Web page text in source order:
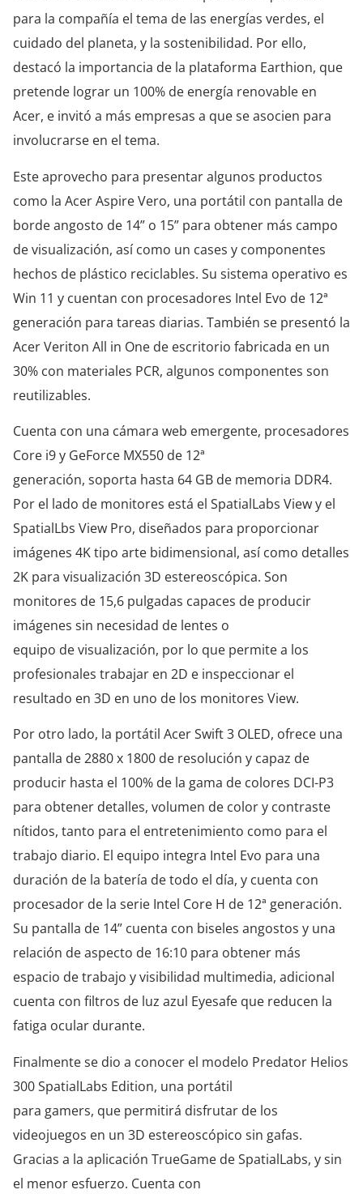
para la compañía el tema de las energías verdes, el
cuidado del planeta, y la sostenibilidad. Por ello,
destacó la importancia de la plataforma Earthion, que
pretende lograr un 100% de energía renovable en
Acer, e invitó a más empresas a que se asocien para
involucrarse en el tema.
Este aprovecho para presentar algunos productos
como la Acer Aspire Vero, una portátil con pantalla de
borde angosto de 14” o 15” para obtener más campo
de visualización, así como un cases y componentes
hechos de plástico reciclables. Su sistema operativo es
Win 11 y cuentan con procesadores Intel Evo de 12ª
generación para tareas diarias. También se presentó la
Acer Veriton All in One de escritorio fabricada en un
30% con materiales PCR, algunos componentes son
reutilizables.
Cuenta con una cámara web emergente, procesadores
Core i9 y GeForce MX550 de 12ª
generación, soporta hasta 64 GB de memoria DDR4.
Por el lado de monitores está el SpatialLabs View y el
SpatialLbs View Pro, diseñados para proporcionar
imágenes 4K tipo arte bidimensional, así como detalles
2K para visualización 3D estereoscópica. Son
monitores de 15,6 pulgadas capaces de producir
imágenes sin necesidad de lentes o
equipo de visualización, por lo que permite a los
profesionales trabajar en 2D e inspeccionar el
resultado en 3D en uno de los monitores View.
Por otro lado, la portátil Acer Swift 3 OLED, ofrece una
pantalla de 2880 x 1800 de resolución y capaz de
producir hasta el 100% de la gama de colores DCI-P3
para obtener detalles, volumen de color y contraste
nítidos, tanto para el entretenimiento como para el
trabajo diario. El equipo integra Intel Evo para una
duración de la batería de todo el día, y cuenta con
procesador de la serie Intel Core H de 12ª generación.
Su pantalla de 14” cuenta con biseles angostos y una
relación de aspecto de 16:10 para obtener más
espacio de trabajo y visibilidad multimedia, adicional
cuenta con filtros de luz azul Eyesafe que reducen la
fatiga ocular durante.
Finalmente se dio a conocer el modelo Predator Helios
300 SpatialLabs Edition, una portátil
para gamers, que permitirá disfrutar de los
videojuegos en un 3D estereoscópico sin gafas.
Gracias a la aplicación TrueGame de SpatialLabs, y sin
el menor esfuerzo. Cuenta con